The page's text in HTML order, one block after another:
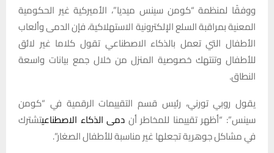
ووفقًا لمنظمة “كومن سينس ميديا”، الأميركية غير الحكومية
المعنية بمراقبة السلع الإلكترونية الاستهلاكية، فإن الدمى وألعاب
الأطفال التي تعمل بالذكاء الاصطناعي تقول كلاما غير لائق
للأطفال وتنتهك خصوصية المنزل من خلال جمع بيانات واسعة
النطاق.
يقول روبي تورني، رئيس قسم التقييمات الرقمية في “كومن
سينس”: “أظهر تقييمنا للمخاطر أن دمى الذكاء الاصطناعيتشترك
في مشاكل جوهرية تجعلها غير مناسبة للأطفال الصغار”.